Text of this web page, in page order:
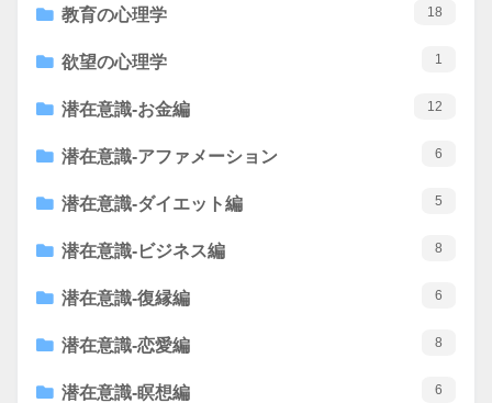
教育の心理学 18
欲望の心理学 1
潜在意識-お金編 12
潜在意識-アファメーション 6
潜在意識-ダイエット編 5
潜在意識-ビジネス編 8
潜在意識-復縁編 6
潜在意識-恋愛編 8
潜在意識-瞑想編 6